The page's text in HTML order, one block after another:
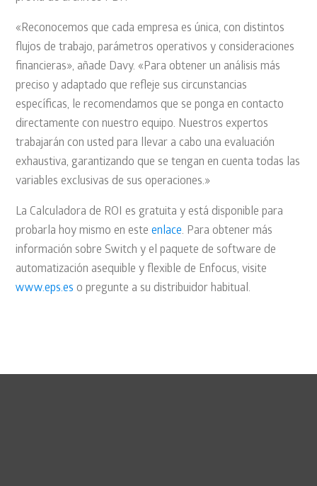
«Reconocemos que cada empresa es única, con distintos
flujos de trabajo, parámetros operativos y consideraciones
financieras», añade Davy. «Para obtener un análisis más
preciso y adaptado que refleje sus circunstancias
específicas, le recomendamos que se ponga en contacto
directamente con nuestro equipo. Nuestros expertos
trabajarán con usted para llevar a cabo una evaluación
exhaustiva, garantizando que se tengan en cuenta todas las
variables exclusivas de sus operaciones.»
La Calculadora de ROI es gratuita y está disponible para
probarla hoy mismo en esteenlace. Para obtener más
información sobre Switch y el paquete de software de
automatización asequible y flexible de Enfocus, visite
www.eps.es o pregunte a su distribuidor habitual.